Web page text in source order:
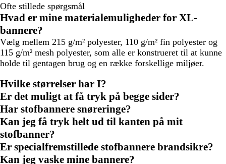
Ofte stillede spørgsmål
Hvad er mine materialemuligheder for XL-
bannere?
Vælg mellem 215 g/m² polyester, 110 g/m² fin polyester og
115 g/m² mesh polyester, som alle er konstrueret til at kunne
holde til gentagen brug og en række forskellige miljøer.
Hvilke størrelser har I?
Er det muligt at få tryk på begge sider?
Har stofbannere snøreringe?
Kan jeg få tryk helt ud til kanten på mit
stofbanner?
Er specialfremstillede stofbannere brandsikre?
Kan jeg vaske mine bannere?